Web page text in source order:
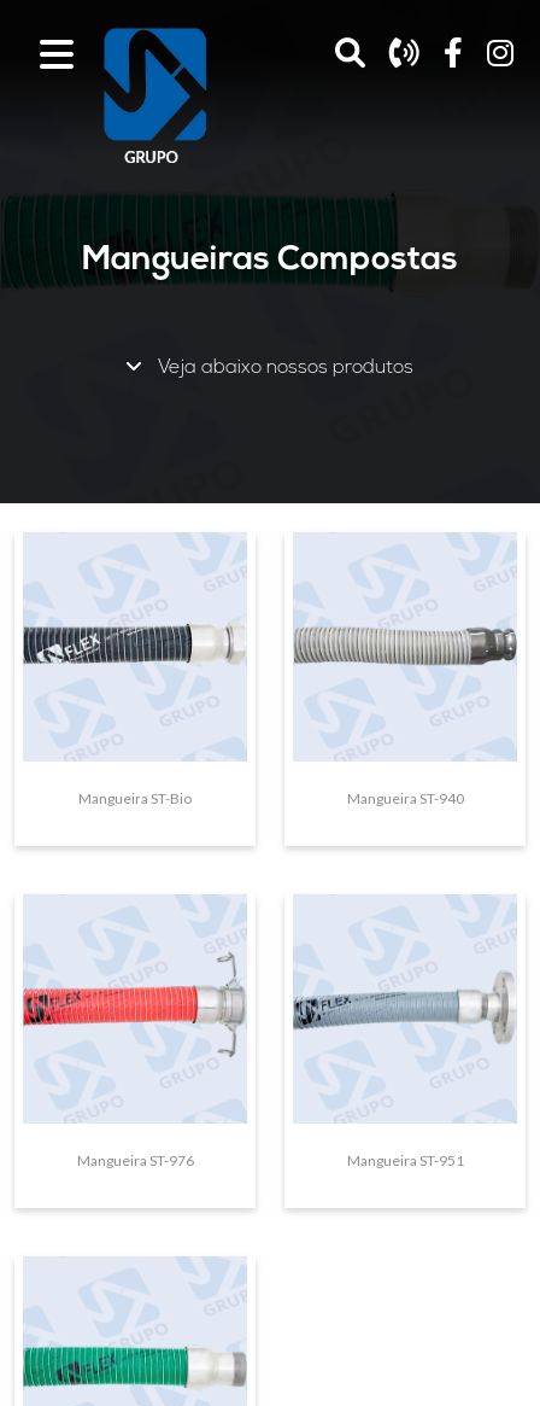
Mangueiras Compostas
Veja abaixo nossos produtos
Mangueira ST-Bio Mangueira ST-940
Mangueira ST-976 Mangueira ST-951